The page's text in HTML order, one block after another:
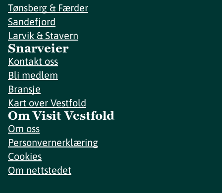
Tønsberg & Færder
Sandefjord
Larvik & Stavern
Snarveier
Kontakt oss
Bli medlem
Bransje
Kart over Vestfold
Om Visit Vestfold
Om oss
Personvernerklæring
Cookies
Om nettstedet